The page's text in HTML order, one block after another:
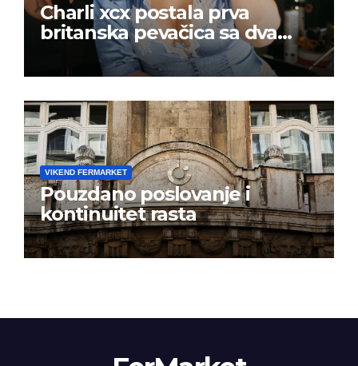
Charli xcx postala prva
britanska pevačica sa dva
albuma na prvom mestu u
istoj kalendarskoj godini
VIKEND FERMARKET
Pouzdano poslovanje i
kontinuitet rasta